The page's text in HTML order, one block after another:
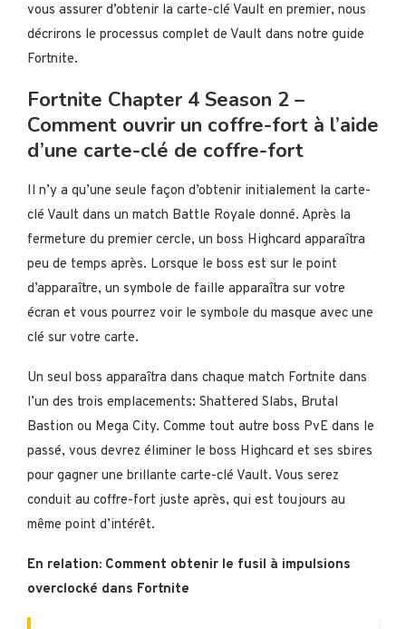
vous assurer d’obtenir la carte-clé Vault en premier, nous
décrirons le processus complet de Vault dans notre guide
Fortnite.
Fortnite Chapter 4 Season 2 –
Comment ouvrir un coffre-fort à l’aide
d’une carte-clé de coffre-fort
Il n’y a qu’une seule façon d’obtenir initialement la carte-
clé Vault dans un match Battle Royale donné. Après la
fermeture du premier cercle, un boss Highcard apparaîtra
peu de temps après. Lorsque le boss est sur le point
d’apparaître, un symbole de faille apparaîtra sur votre
écran et vous pourrez voir le symbole du masque avec une
clé sur votre carte.
Un seul boss apparaîtra dans chaque match Fortnite dans
l’un des trois emplacements: Shattered Slabs, Brutal
Bastion ou Mega City. Comme tout autre boss PvE dans le
passé, vous devrez éliminer le boss Highcard et ses sbires
pour gagner une brillante carte-clé Vault. Vous serez
conduit au coffre-fort juste après, qui est toujours au
même point d’intérêt.
En relation: Comment obtenir le fusil à impulsions
overclocké dans Fortnite